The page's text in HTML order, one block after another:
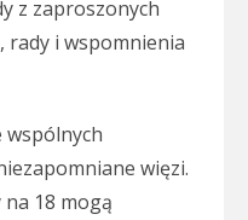
z zaproszonych
rady i wspomnienia
wspólnych
więzi.
18 mogą